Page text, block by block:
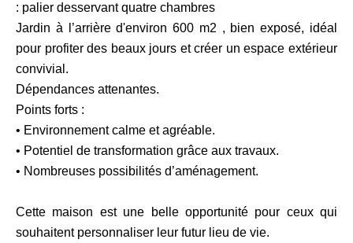
: palier desservant quatre chambres
Jardin à l’arrière d'environ 600 m2 , bien exposé, idéal
pour profiter des beaux jours et créer un espace extérieur
convivial.
Dépendances attenantes.
Points forts :
• Environnement calme et agréable.
• Potentiel de transformation grâce aux travaux.
• Nombreuses possibilités d’aménagement.
Cette maison est une belle opportunité pour ceux qui
souhaitent personnaliser leur futur lieu de vie.